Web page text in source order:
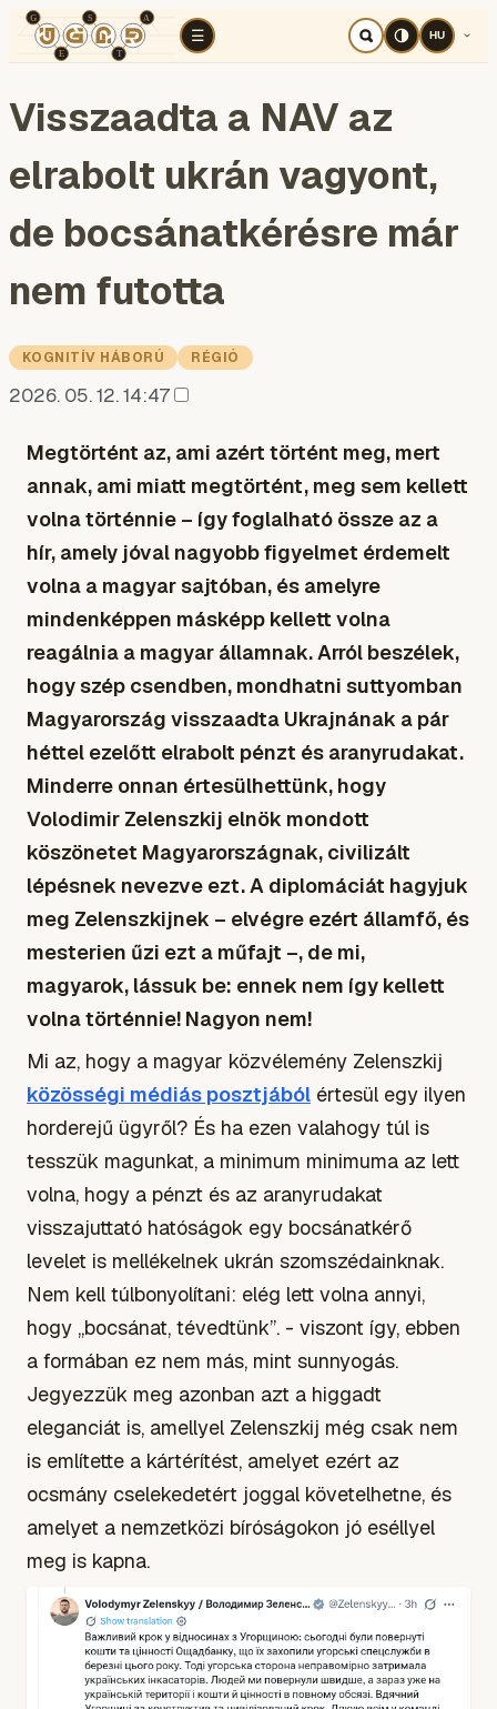
☰
TÉR KOGNITÍV HÁBORÚ
HU
Visszaadta a NAV az
elrabolt ukrán vagyont,
de bocsánatkérésre már
nem futotta
KOGNITÍV HÁBORÚ RÉGIÓ
2026. 05. 12. 14:47
Megtörtént az, ami azért történt meg, mert
annak, ami miatt megtörtént, meg sem kellett
volna történnie – így foglalható össze az a
hír, amely jóval nagyobb figyelmet érdemelt
volna a magyar sajtóban, és amelyre
mindenképpen másképp kellett volna
reagálnia a magyar államnak. Arról beszélek,
hogy szép csendben, mondhatni suttyomban
Magyarország visszaadta Ukrajnának a pár
héttel ezelőtt elrabolt pénzt és aranyrudakat.
Minderre onnan értesülhettünk, hogy
Volodimir Zelenszkij elnök mondott
köszönetet Magyarországnak, civilizált
lépésnek nevezve ezt. A diplomáciát hagyjuk
meg Zelenszkijnek – elvégre ezért államfő, és
mesterien űzi ezt a műfajt –, de mi,
magyarok, lássuk be: ennek nem így kellett
volna történnie! Nagyon nem!
Mi az, hogy a magyar közvélemény Zelenszkij
közösségi médiás posztjából értesül egy ilyen
horderejű ügyről? És ha ezen valahogy túl is
tesszük magunkat, a minimum minimuma az lett
volna, hogy a pénzt és az aranyrudakat
visszajuttató hatóságok egy bocsánatkérő
levelet is mellékelnek ukrán szomszédainknak.
Nem kell túlbonyolítani: elég lett volna annyi,
hogy „bocsánat, tévedtünk”. - viszont így, ebben
a formában ez nem más, mint sunnyogás.
Jegyezzük meg azonban azt a higgadt
eleganciát is, amellyel Zelenszkij még csak nem
is említette a kártérítést, amelyet ezért az
ocsmány cselekedetért joggal követelhetne, és
amelyet a nemzetközi bíróságokon jó eséllyel
meg is kapna.